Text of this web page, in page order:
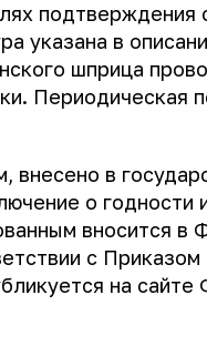
подтверждения
указана в
шприца
Периодическая
внесено в
о годности
вносится в
с
на